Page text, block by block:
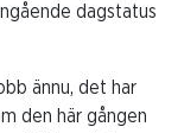
dagstatus
ännu, det har
den här gången